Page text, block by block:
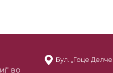
во
Бул. „Гоце